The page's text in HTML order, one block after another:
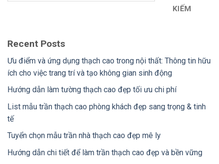
KIẾM
Recent Posts
Ưu điểm và ứng dụng thạch cao trong nội thất: Thông tin hữu
ích cho việc trang trí và tạo không gian sinh động
Hướng dẫn làm tường thạch cao đẹp tối ưu chi phí
List mẫu trần thạch cao phòng khách đẹp sang trọng & tinh
tế
Tuyển chọn mẫu trần nhà thạch cao đẹp mê ly
Hướng dẫn chi tiết để làm trần thạch cao đẹp và bền vững